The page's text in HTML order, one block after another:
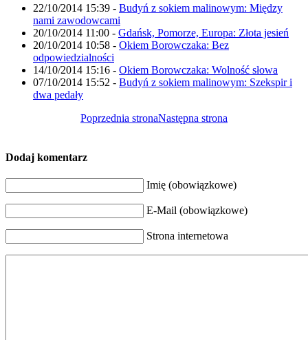
22/10/2014 15:39 - Budyń z sokiem malinowym: Między
nami zawodowcami
20/10/2014 11:00 - Gdańsk, Pomorze, Europa: Złota jesień
20/10/2014 10:58 - Okiem Borowczaka: Bez
odpowiedzialności
14/10/2014 15:16 - Okiem Borowczaka: Wolność słowa
07/10/2014 15:52 - Budyń z sokiem malinowym: Szekspir i
dwa pedały
Poprzednia stronaNastępna strona
Dodaj komentarz
Imię (obowiązkowe)
E-Mail (obowiązkowe)
Strona internetowa